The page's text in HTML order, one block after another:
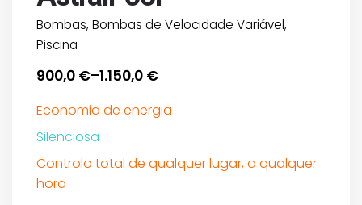
Bombas, Bombas de Velocidade Variável,
Piscina
900,0 €–1.150,0 €
Price
range:
through
1.150,0 €
Economia de energia
Silenciosa
Controlo total de qualquer lugar, a qualquer
hora